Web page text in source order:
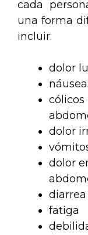
cada
una forma
incluir:
dolor
cólicos
dolor
dolor
diarrea
fatiga